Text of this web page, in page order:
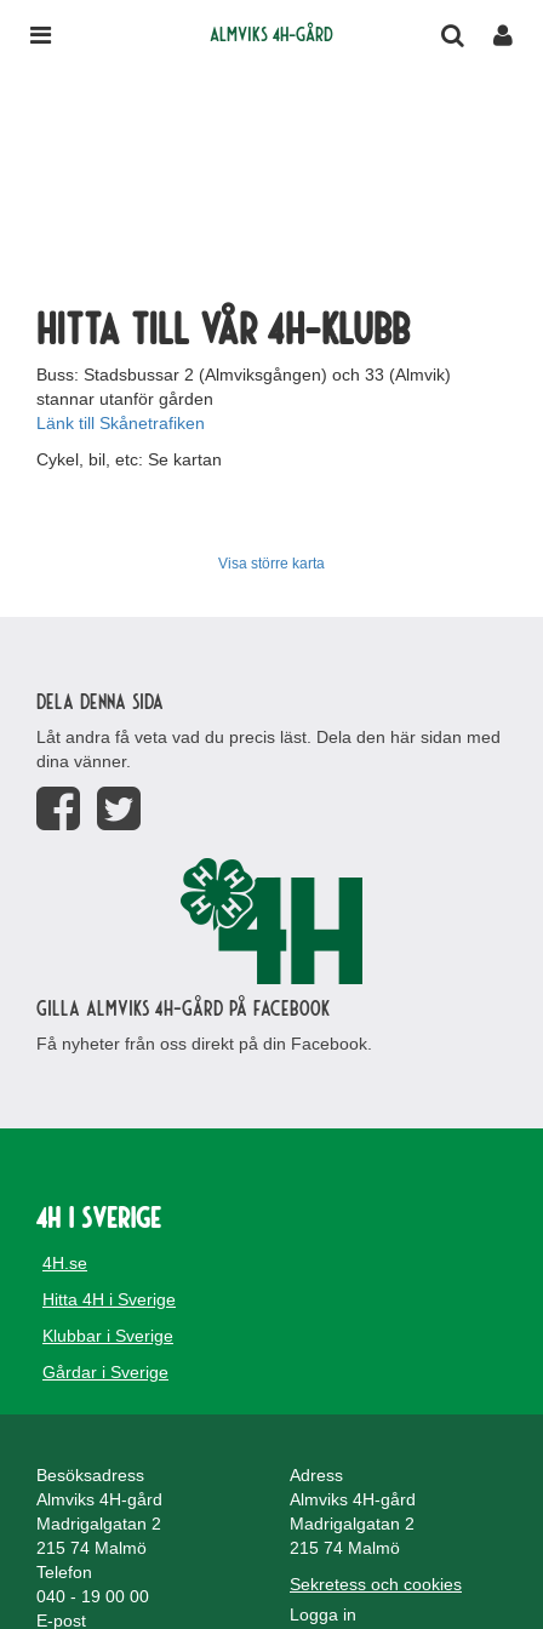
Almviks 4H-gård
Hitta till vår 4H-klubb
Buss: Stadsbussar 2 (Almviksgången) och 33 (Almvik)
stannar utanför gården
Länk till Skånetrafiken
Cykel, bil, etc: Se kartan
Visa större karta
Dela denna sida
Låt andra få veta vad du precis läst. Dela den här sidan med
dina vänner.
Gilla Almviks 4H-gård på Facebook
Få nyheter från oss direkt på din Facebook.
4H i Sverige
4H.se
Hitta 4H i Sverige
Klubbar i Sverige
Gårdar i Sverige
Besöksadress
Almviks 4H-gård
Madrigalgatan 2
215 74 Malmö
Adress
Almviks 4H-gård
Madrigalgatan 2
215 74 Malmö
Telefon
040 - 19 00 00
E-post
Sekretess och cookies
Logga in